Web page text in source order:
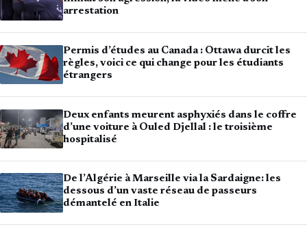
arrestation
Permis d’études au Canada : Ottawa durcit les
règles, voici ce qui change pour les étudiants
étrangers
Deux enfants meurent asphyxiés dans le coffre
d’une voiture à Ouled Djellal : le troisième
hospitalisé
De l’Algérie à Marseille via la Sardaigne: les
dessous d’un vaste réseau de passeurs
démantelé en Italie